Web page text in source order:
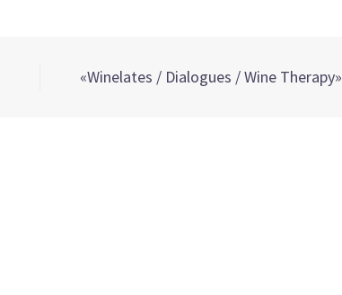
«Winelates / Dialogues / Wine Therapy»